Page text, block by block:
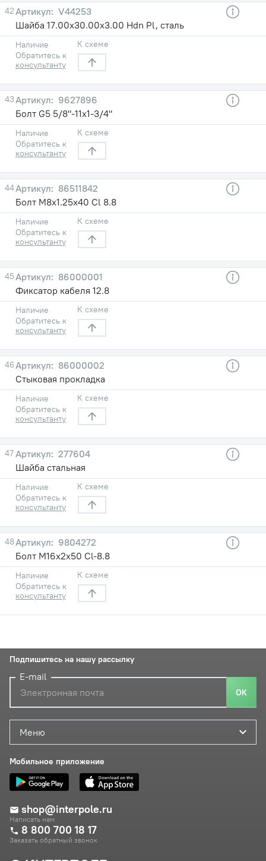
42
V44253
Шайба 17.00х30.00х3.00 Hdn Pl, сталь
Наличие
Обратитесь к
консультанту
К схеме
43
9627896
Болт G5 5/8"-11х1-3/4"
Наличие
Обратитесь к
консультанту
К схеме
44
86511842
Болт M8x1.25x40 Cl 8.8
Наличие
Обратитесь к
консультанту
К схеме
45
86000001
Фиксатор кабеля 12.8
Наличие
Обратитесь к
консультанту
К схеме
46
86000002
Стыковая прокладка
Наличие
Обратитесь к
консультанту
К схеме
47
277604
Шайба стальная
Наличие
Обратитесь к
консультанту
К схеме
48
9804272
Болт M16x2x50 Cl-8.8
Наличие
Обратитесь к
консультанту
К схеме
Меню
Мобильное приложение
shop@interpole.ru
Написать нам
8 800 700 18 17
Заказать обратный звонок
Подпишитесь на нашу рассылку
E-mail
ОК